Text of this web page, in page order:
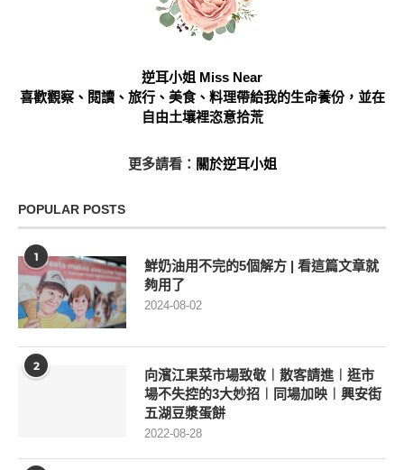
逆耳小姐 Miss Near
喜歡觀察、閱讀、旅行、美食、料理帶給我的生命養份，並在
自由土壤裡恣意拾荒
更多請看： 關於逆耳小姐
POPULAR POSTS
1
鮮奶油用不完的5個解方 | 看這篇文章就
夠用了
2024-08-02
2
向濱江果菜市場致敬︱散客請進︱逛市
場不失控的3大妙招︱同場加映︱興安街
五湖豆漿蛋餅
2022-08-28